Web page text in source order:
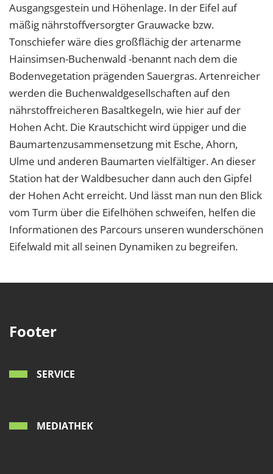
Ausgangsgestein und Höhenlage. In der Eifel auf
mäßig nährstoffversorgter Grauwacke bzw.
Tonschiefer wäre dies großflächig der artenarme
Hainsimsen-Buchenwald -benannt nach dem die
Bodenvegetation prägenden Sauergras. Artenreicher
werden die Buchenwaldgesellschaften auf den
nährstoffreicheren Basaltkegeln, wie hier auf der
Hohen Acht. Die Krautschicht wird üppiger und die
Baumartenzusammensetzung mit Esche, Ahorn,
Ulme und anderen Baumarten vielfältiger. An dieser
Station hat der Waldbesucher dann auch den Gipfel
der Hohen Acht erreicht. Und lässt man nun den Blick
vom Turm über die Eifelhöhen schweifen, helfen die
Informationen des Parcours unseren wunderschönen
Eifelwald mit all seinen Dynamiken zu begreifen.
Footer
SERVICE
MEDIATHEK